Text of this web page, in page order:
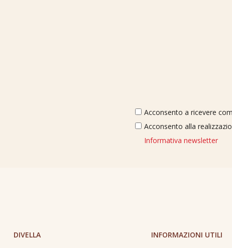
Acconsento a ricevere
Acconsento alla
Informativa newsletter
DIVELLA
INFORMAZIONI UTILI